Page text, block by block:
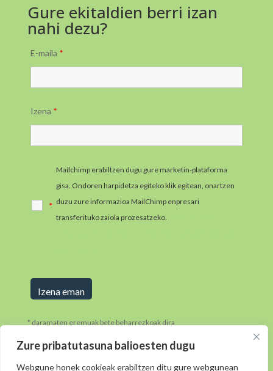
Zure pribatutasuna balioesten dugu
Webgune honek cookieak erabiltzen ditu gure webgunean
Gure ekitaldien berri izan
nahi dezu?
* daramaten eremuak bete beharrezkoak dira
E-maila *
Izena *
*
Mailchimp erabiltzen dugu gure marketin-plataforma
gisa. Ondoren harpidetza egiteko klik egitean, onartzen
duzu zure informazioa MailChimp enpresari
transferituko zaiola prozesatzeko.